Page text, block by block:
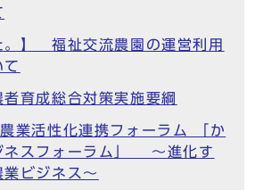
。】 福祉交流農園の運営利用
て
育成総合対策実施要綱
業活性化連携フォーラム 「か
ネスフォーラム」 ～進化す
ビジネス～